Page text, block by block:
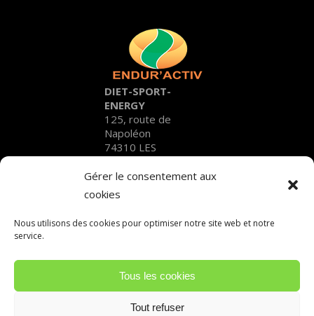
Gérer le consentement aux
cookies
Nous utilisons des cookies pour optimiser notre site web et notre
service.
Tous les cookies
Tout refuser
DIET-SPORT-
ENERGY
125, route de
Napoléon
74310 LES
À PROPOS